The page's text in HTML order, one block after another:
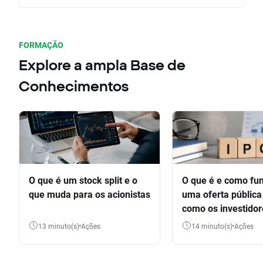
FORMAÇÃO
Explore a ampla Base de
Conhecimentos
O que é um stock split e o
que muda para os acionistas
13 minuto(s) Ações
O que é e como
uma oferta
como os
participar
14 minuto(s) Ações